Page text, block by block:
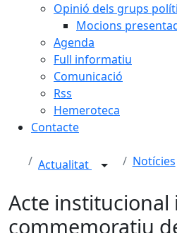
Opinió dels grups
Mocions
Agenda
Full informatiu
Comunicació
Rss
Hemeroteca
Contacte
Actualitat Notícies
Acte institucional
commemoratiu